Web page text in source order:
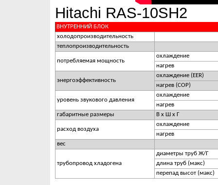
Hitachi RAS-10SH2
ВНУТРЕННИЙ БЛОК
холодопроизводительность
теплопроизводительность
потребляемая мощность
охлаждение
нагрев
энергоэффективность
охлаждение (EER)
нагрев (COP)
уровень звукового давления
охлаждение
нагрев
габаритные размеры
В х Ш х Г
расход воздуха
охлаждение
нагрев
вес
трубопровод хладогена
диаметры труб Ж/Г
длина труб (макс)
перепад высот (макс)